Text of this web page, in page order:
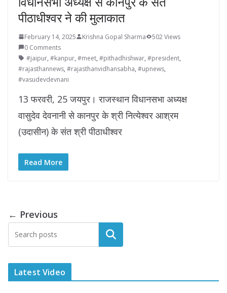
पीठाधीश्‍वर ने की मुलाकात
February 14, 2025 Krishna Gopal Sharma
502 Views
0 Comments
#jaipur, #kanpur, #meet, #pithadhishwar, #president,
#rajasthannews, #rajasthanvidhansabha, #upnews,
#vasudevdevnani
13 फरवरी, 25 जयपुर। राजस्‍थान विधानसभा अध्‍यक्ष
वासुदेव देवनानी से कानपुर के श्री नित्‍येश्‍वर आश्रम
(उदासीन) के संत श्री पीठाधीश्‍वर
Read More
← Previous
Latest Video